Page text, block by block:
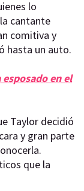
lo
cantante
comitiva y
hasta un auto.
en el
Taylor decidió
y gran parte
que la